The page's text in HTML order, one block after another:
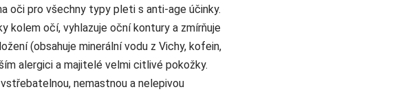
oči pro všechny typy pleti s anti-age účinky.
kolem očí, vyhlazuje oční kontury a zmírňuje
(obsahuje minerální vodu z Vichy, kofein,
alergici a majitelé velmi citlivé pokožky.
nemastnou a nelepivou